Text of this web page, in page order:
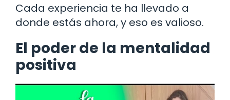
Cada experiencia te ha llevado a
donde estás ahora, y eso es valioso.
El poder de la mentalidad
positiva